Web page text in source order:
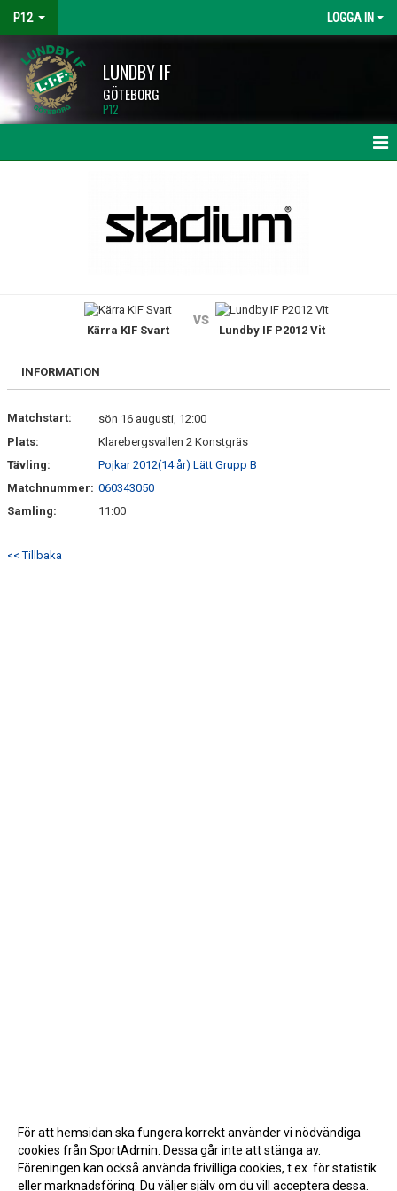
P12 LOGGA IN
LUNDBY IF
GÖTEBORG
P12
BILDGALLERI
KONTAKT
Kärra KIF Svart
vs
Lundby IF P2012 Vit
INFORMATION
Matchstart:
sön 16 augusti, 12:00
Plats:
Klarebergsvallen 2 Konstgräs
Tävling:
Pojkar 2012(14 år) Lätt Grupp B
Matchnummer: 060343050
Samling:
11:00
<< Tillbaka
För att hemsidan ska fungera korrekt använder vi nödvändiga
cookies från SportAdmin. Dessa går inte att stänga av.
Föreningen kan också använda frivilliga cookies, t.ex. för statistik
eller marknadsföring. Du väljer själv om du vill acceptera dessa.